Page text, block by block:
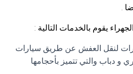
.
يقوم بالخدمات التالية :
لنقل العفش عن طريق سيارات
و دباب والتي تتميز بأحجامها